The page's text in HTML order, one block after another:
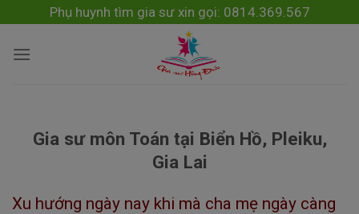
to
content
Phụ huynh tìm gia sư xin gọi: 0814.369.567
Gia sư môn Toán tại Biển Hồ, Pleiku,
Gia Lai
Xu hướng ngày nay khi mà cha mẹ ngày càng
modal-check